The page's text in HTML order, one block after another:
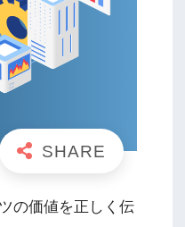
の価値を正しく伝